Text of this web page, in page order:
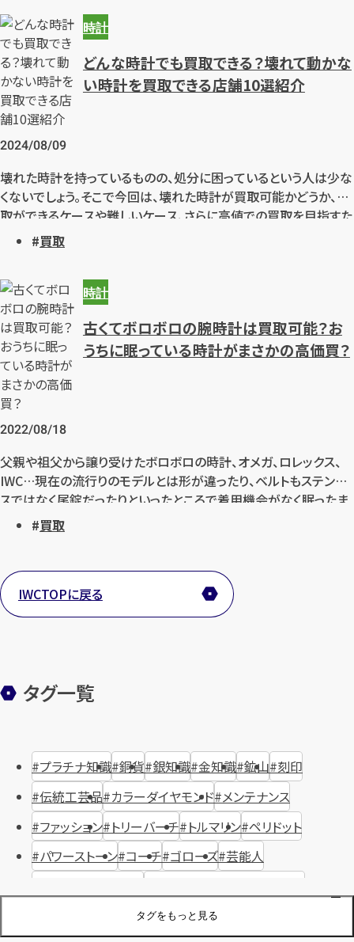
まずはお電話で無料査定
【総合受付】24時間・年中無休(年末年
始除く)
時計
どんな時計でも買取できる？壊れて動かな
い時計を買取できる店舗10選紹介
2024/08/09
壊れた時計を持っているものの、処分に困っているという人は少な
くないでしょう。そこで今回は、壊れた時計が買取可能かどうか、買
取ができるケースや難しいケース、さらに高値での買取を目指すた
めのポイントについて解説します。
買取
時計
古くてボロボロの腕時計は買取可能？お
うちに眠っている時計がまさかの高価買？
2022/08/18
父親や祖父から譲り受けたボロボロの時計、オメガ、ロレックス、
IWC…現在の流行りのモデルとは形が違ったり、ベルトもステンレ
スではなく尾錠だったりといったところで着用機会がなく眠ったま
まになっていたりはしませんか？近年ではそういった古い時計、ア
ンティーク時計の評価が上がりつつあります。（※製造年式によっ
実際、お売りにいらっしゃるお客様も「ボロボロなのにこんな高い
の?！」と驚かれることもあるくらいです。では、なぜこのアンティー
時計(自動巻き)のお買取り価格が高いのか疑問に思われている方
買取
IWCTOPに戻る
タグ一覧
タグをもっと見る
プラチナ知識 銅貨 銀知識 金知識 鉱山 刻印
伝統工芸品 カラーダイヤモンド メンテナンス
ファッション トリーバーチ トルマリン ペリドット
パワーストーン コーチ ゴローズ 芸能人
ジュエリーブランド オーデマピゲ